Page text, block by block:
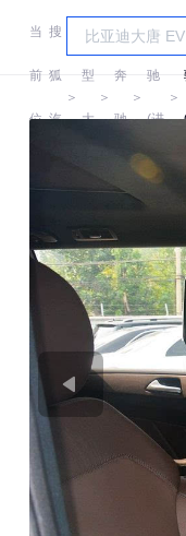
当
前
位
搜
狐
汽
＞
车
型
大
＞
奔
驰
＞
奔
驰
(进
口)
＞